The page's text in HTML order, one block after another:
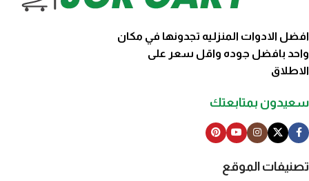
افضل الادوات المنزليه تجدونها في مكان
واحد بافضل جوده واقل سعر على
الاطلاق
سعيدون بمتابعتك
تصنيفات الموقع